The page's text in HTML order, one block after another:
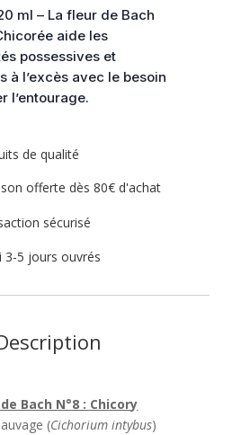
ml – La fleur de Bach
aide les
possessives et
à l’excès avec le besoin
l’entourage.
de qualité
offerte dès 80€ d'achat
sécurisé
3-5 jours ouvrés
Bach N°8 : Chicory
(Cichorium intybus)